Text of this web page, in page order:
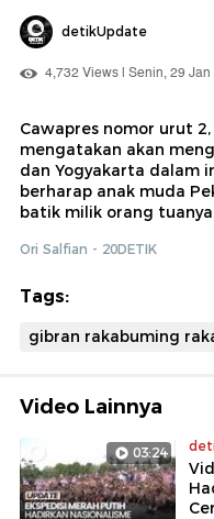
detikUpdate
4,732 Views | Senin, 29
Cawapres nomor urut 2,
mengatakan akan
dan Yogyakarta dalam
berharap anak muda
batik milik orang
Ori Salfian - 20DETIK
Tags:
gibran rakabuming
Video Lainnya
03:24